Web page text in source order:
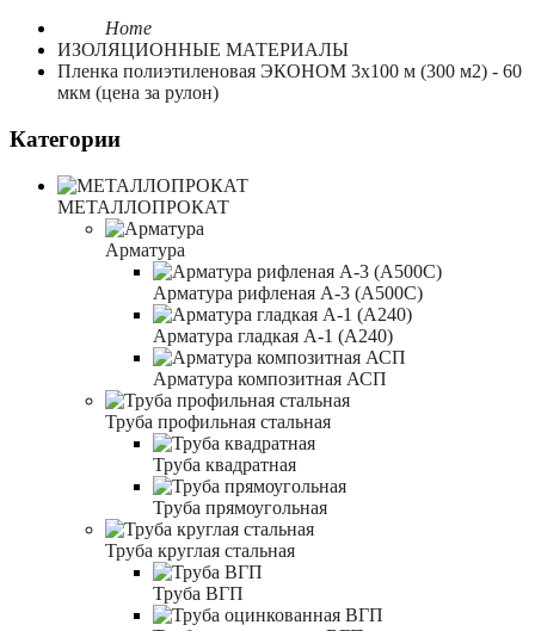
Home
ИЗОЛЯЦИОННЫЕ МАТЕРИАЛЫ
Пленка полиэтиленовая ЭКОНОМ 3x100 м (300 м2) - 60
мкм (цена за рулон)
Категории
МЕТАЛЛОПРОКАТ
Арматура
Арматура рифленая А-3 (А500С)
Арматура гладкая А-1 (А240)
Арматура композитная АСП
Труба профильная стальная
Труба квадратная
Труба прямоугольная
Труба круглая стальная
Труба ВГП